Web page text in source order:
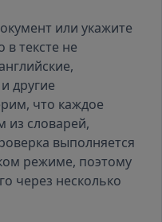
или укажите
в тексте не
другие
что каждое
из словарей,
выполняется
режиме, поэтому
через несколько